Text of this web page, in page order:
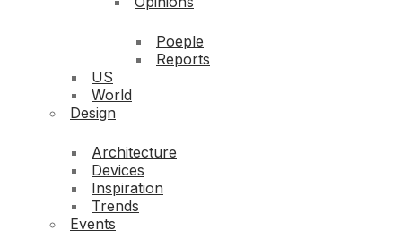
Poeple
Reports
US
World
Design
Architecture
Devices
Inspiration
Trends
Events